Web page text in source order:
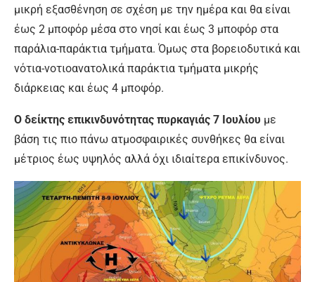
μικρή εξασθένηση σε σχέση με την ημέρα και θα είναι
έως 2 μποφόρ μέσα στο νησί και έως 3 μποφόρ στα
παράλια-παράκτια τμήματα. Όμως στα βορειοδυτικά και
νότια-νοτιοανατολικά παράκτια τμήματα μικρής
διάρκειας και έως 4 μποφόρ.
Ο δείκτης επικινδυνότητας πυρκαγιάς 7 Ιουλίου με
βάση τις πιο πάνω ατμοσφαιρικές συνθήκες θα είναι
μέτριος έως υψηλός αλλά όχι ιδιαίτερα επικίνδυνος.